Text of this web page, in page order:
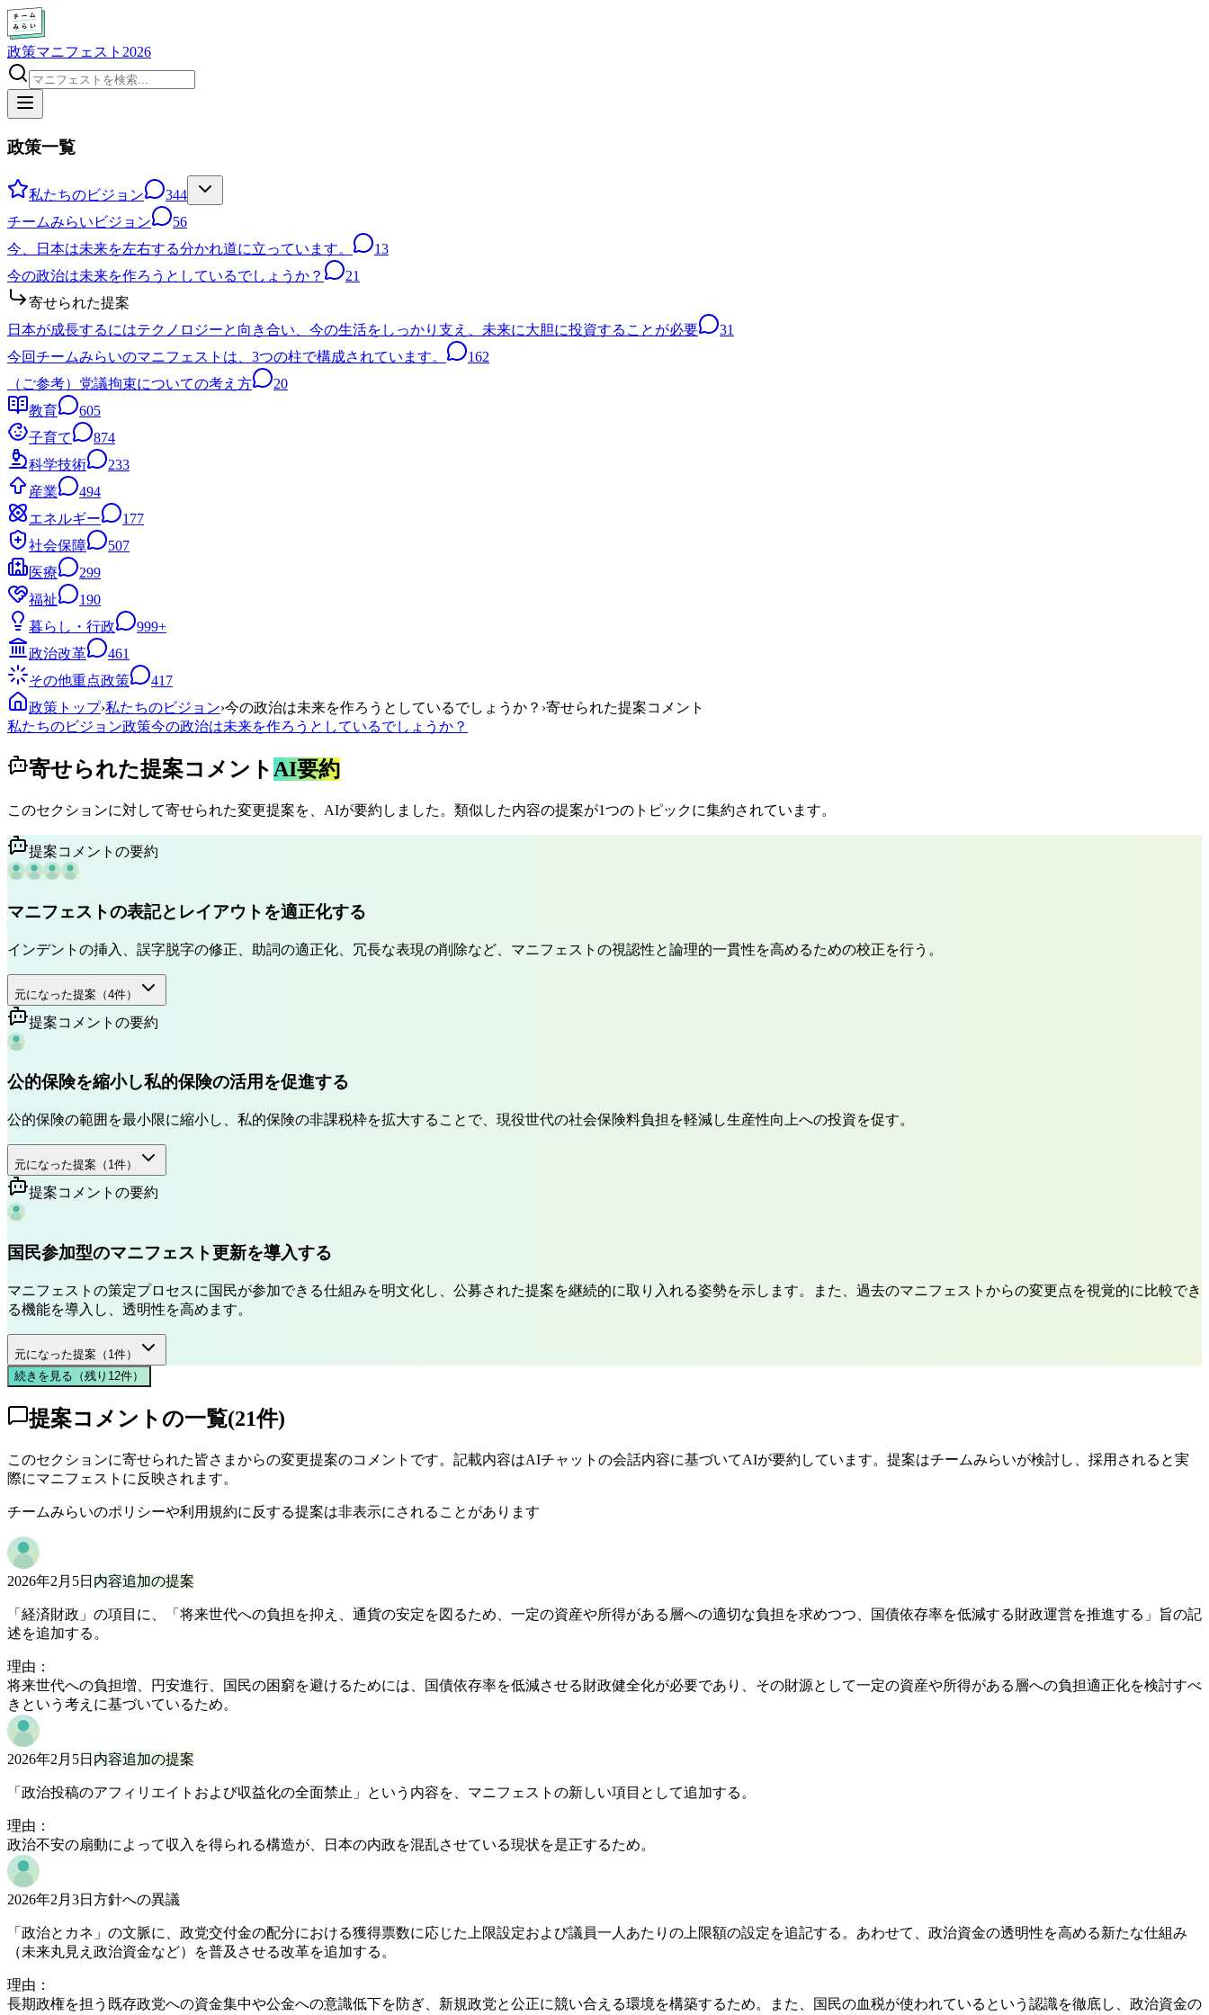
政策マニフェスト2026
政策一覧
私たちのビジョン
344
チームみらいビジョン
56
今、日本は未来を左右する分かれ道に立っています。
13
今の政治は未来を作ろうとしているでしょうか？
21
寄せられた提案
日本が成長するにはテクノロジーと向き合い、今の生活をしっかり支え、未来に大胆に投資することが必要
31
今回チームみらいのマニフェストは、3つの柱で構成されています。
162
（ご参考）党議拘束についての考え方
20
教育
605
子育て
874
科学技術
233
産業
494
エネルギー
177
社会保障
507
医療
299
福祉
190
暮らし・行政
999+
政治改革
461
その他重点政策
417
政策トップ›私たちのビジョン›今の政治は未来を作ろうとしているでしょうか？ ›寄せられた提案コメント
私たちのビジョン政策今の政治は未来を作ろうとしているでしょうか？
寄せられた提案コメントAI要約
このセクションに対して寄せられた変更提案を、AIが要約しました。類似した内容の提案が1つのトピックに集約されています。
提案コメントの要約
マニフェストの表記とレイアウトを適正化する
インデントの挿入、誤字脱字の修正、助詞の適正化、冗長な表現の削除など、マニフェストの視認性と論理的一貫性を高めるための校正を行う。
元になった提案（4件）
提案コメントの要約
公的保険を縮小し私的保険の活用を促進する
公的保険の範囲を最小限に縮小し、私的保険の非課税枠を拡大することで、現役世代の社会保険料負担を軽減し生産性向上への投資を促す。
元になった提案（ 1件）
提案コメントの要約
国民参加型のマニフェスト更新を導入する
マニフェストの策定プロセスに国民が参加できる仕組みを明文化し、公募された提案を継続的に取り入れる姿勢を示します。また、過去のマニフェストからの変更点を視覚的に比較でき
る機能を導入し、透明性を高めます。
元になった提案（ 1件）
続きを見る（残り 12件）
提案コメントの一覧(21件)
このセクションに寄せられた皆さまからの変更提案のコメントです。記載内容はAIチャットの会話内容に基づいてAIが要約しています。提案はチームみらいが検討し、採用されると実
際にマニフェストに反映されます。
チームみらいのポリシーや利用規約に反する提案は非表示にされることがあります
2026年2月5日 内容追加の提案
「経済財政」の項目に、「将来世代への負担を抑え、通貨の安定を図るため、一定の資産や所得がある層への適切な負担を求めつつ、国債依存率を低減する財政運営を推進する」旨の記
述を追加する。
理由：
将来世代への負担増、円安進行、国民の困窮を避けるためには、国債依存率を低減させる財政健全化が必要であり、その財源として一定の資産や所得がある層への負担適正化を検討すべ
きという考えに基づいているため。
2026年2月5日 内容追加の提案
「政治投稿のアフィリエイトおよび収益化の全面禁止」という内容を、マニフェストの新しい項目として追加する。
理由：
政治不安の扇動によって収入を得られる構造が、日本の内政を混乱させている現状を是正するため。
2026年2月3日 方針への異議
「政治とカネ」の文脈に、政党交付金の配分における獲得票数に応じた上限設定および議員一人あたりの上限額の設定を追記する。あわせて、政治資金の透明性を高める新たな仕組み
（未来丸見え政治資金など）を普及させる改革を追加する。
理由：
長期政権を担う既存政党への資金集中や公金への意識低下を防ぎ、新規政党と公正に競い合える環境を構築するため。また、国民の血税が使われているという認識を徹底し、政治資金の